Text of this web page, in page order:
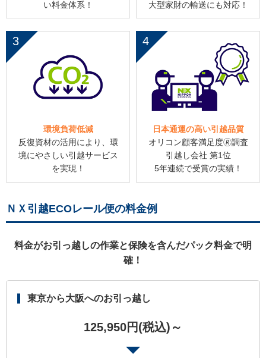
い料金体系！
大型家財の輸送にも対応！
3
環境負荷低減
反復資材の活用により、環
境にやさしい引越サービス
を実現！
4
日本通運の高い引越品質
オリコン顧客満足度🄬調査
引越し会社 第1位
5年連続で受賞の実績！
ＮＸ引越ECOレール便の料金例
料金がお引っ越しの作業と保険を含んだパック料金で明
確！
東京から大阪へのお引っ越し
125,950円(税込)～